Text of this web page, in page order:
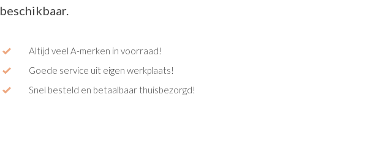
beschikbaar.
Altijd veel A-merken in voorraad!
Goede service uit eigen werkplaats!
Snel besteld en betaalbaar thuisbezorgd!